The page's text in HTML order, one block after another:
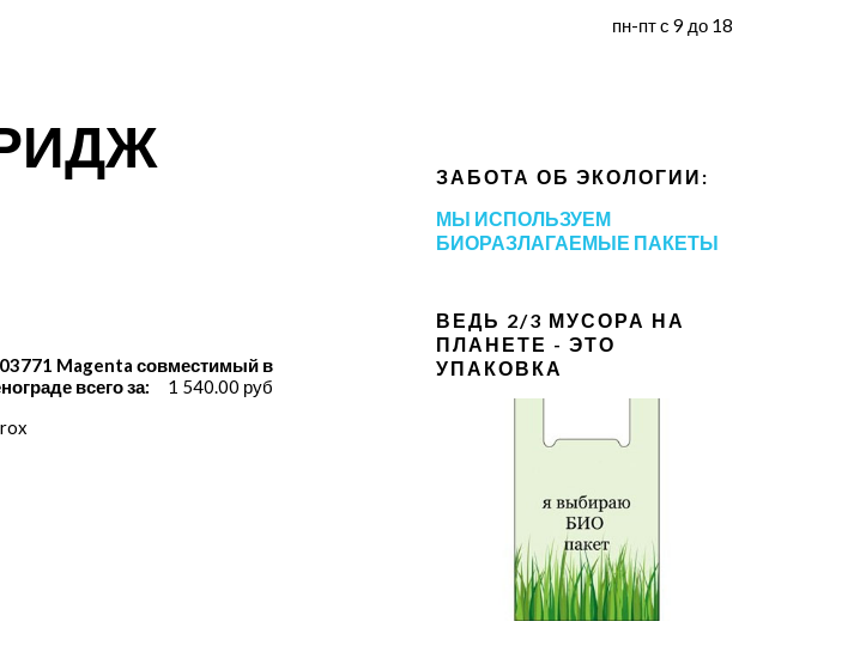
пн-пт с 9 до 18
Magenta совместимый в
всего за:
1 540.00 руб
ЗАБОТА ОБ ЭКОЛОГИИ:
МЫ ИСПОЛЬЗУЕМ
БИОРАЗЛАГАЕМЫЕ ПАКЕТЫ
ВЕДЬ 2/3 МУСОРА НА
ПЛАНЕТЕ - ЭТО
УПАКОВКА